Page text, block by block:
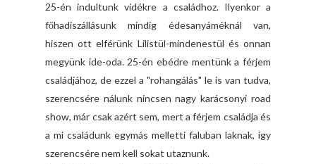
25-én indultunk vidékre a családhoz. Ilyenkor a
főhadiszállásunk mindig édesanyáméknál van,
hiszen ott elférünk Lilistül-mindenestül és onnan
megyünk ide-oda. 25-én ebédre mentünk a férjem
családjához, de ezzel a "rohangálás" le is van tudva,
szerencsére nálunk nincsen nagy karácsonyi road
show, már csak azért sem, mert a férjem családja és
a mi családunk egymás melletti faluban laknak, így
szerencsére nem kell sokat utaznunk.